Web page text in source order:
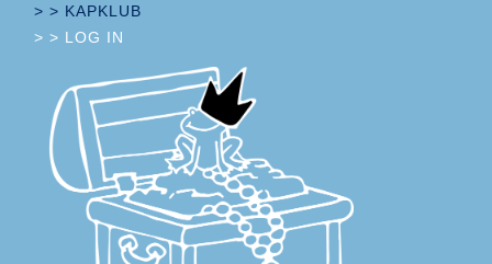
> > KAPKLUB
> > LOG IN